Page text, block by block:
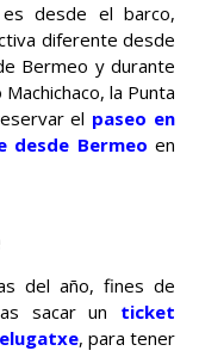
desde el barco,
diferente desde
Bermeo y durante
la Punta
el paseo en
desde Bermeo en
del año, fines de
sacar un ticket
, para tener